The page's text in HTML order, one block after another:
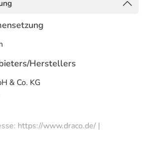
Herstellers
& Co. KG
https://www.draco.de/ |